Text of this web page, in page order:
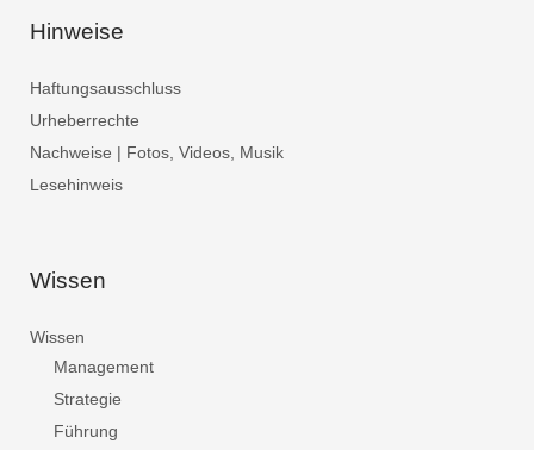
Hinweise
Haftungsausschluss
Urheberrechte
Nachweise | Fotos, Videos, Musik
Lesehinweis
Wissen
Wissen
Management
Strategie
Führung